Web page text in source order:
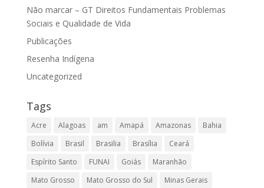
Não marcar – GT Direitos Fundamentais Problemas
Sociais e Qualidade de Vida
Publicações
Resenha Indígena
Uncategorized
Tags
Acre Alagoas am Amapá Amazonas
Bahia
Bolívia
Brasil Brasilia Brasília
Ceará
Espírito Santo
FUNAI Goiás
Maranhão
Mato Grosso
Mato Grosso do Sul
Minas Gerais